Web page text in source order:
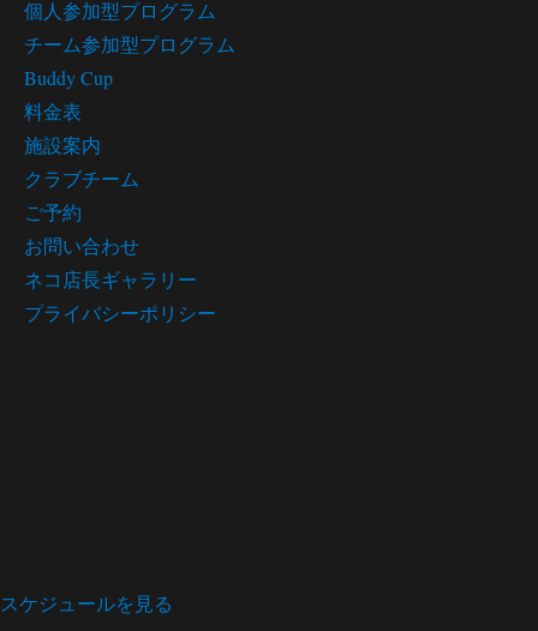
個人参加型プログラム
チーム参加型プログラム
Buddy Cup
料金表
施設案内
クラブチーム
ご予約
お問い合わせ
ネコ店長ギャラリー
プライバシーポリシー
スケジュールを見る